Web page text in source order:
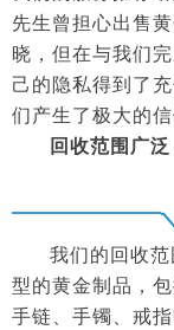
先生曾担心出售
晓，但在与我们
己的隐私得到了
们产生了极大的信
回收范围广
我们的回收
型的黄金制品，
手链、手镯、戒